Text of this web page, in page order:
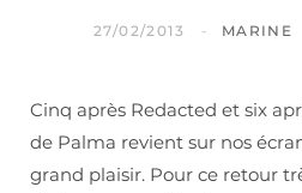
27/02/2013 MARINE
Cinq après Redacted et six
de Palma revient sur nos
grand plaisir. Pour ce retour